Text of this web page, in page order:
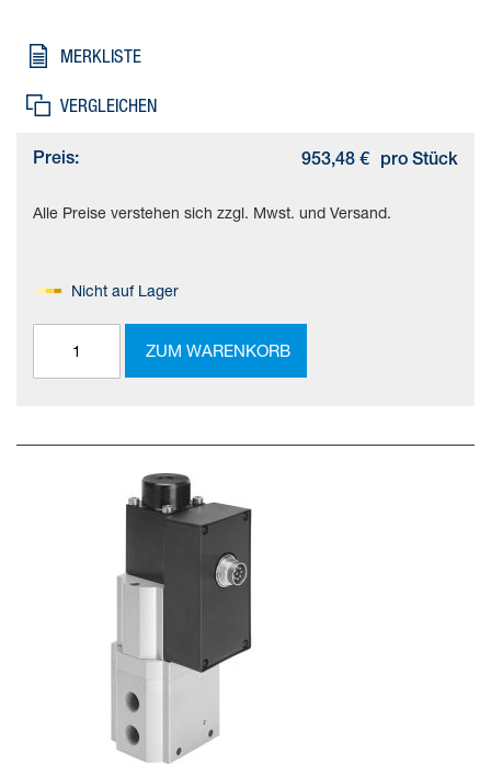
MERKLISTE
VERGLEICHEN
Preis: 953,48 € pro Stück
Alle Preise verstehen sich zzgl. Mwst. und Versand.
Nicht auf Lager
ZUM WARENKORB